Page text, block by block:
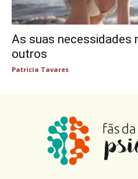
As suas necessidades
outros
Patricia Tavares